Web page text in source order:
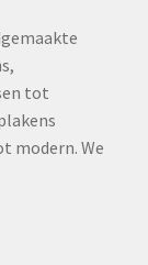
tot
modern. We